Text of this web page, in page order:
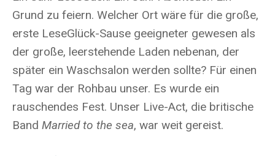
Grund zu feiern. Welcher Ort wäre für die große,
erste LeseGlück-Sause geeigneter gewesen als
der große, leerstehende Laden nebenan, der
später ein Waschsalon werden sollte? Für einen
Tag war der Rohbau unser. Es wurde ein
rauschendes Fest. Unser Live-Act, die britische
Band Married to the sea, war weit gereist.